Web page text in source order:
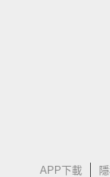
APP下載